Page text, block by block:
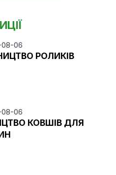
08-06
РОЛИКІВ
08-06
КОВШІВ ДЛЯ